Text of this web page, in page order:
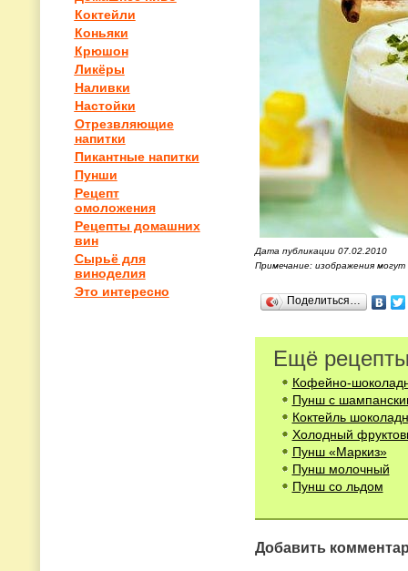
Коктейли
Коньяки
Крюшон
Ликёры
Наливки
Настойки
Отрезвляющие
напитки
Пикантные напитки
Пунши
Рецепт
омоложения
Рецепты домашних
вин
Сырьё для
виноделия
Это интересно
Дата публикации 07.02.2010
Примечание: изображения
Поделиться…
Ещё
Кофейно-
Пунш с
Коктейль
Холодный
Пунш «Маркиз»
Пунш молочный
Пунш со льдом
Добавить